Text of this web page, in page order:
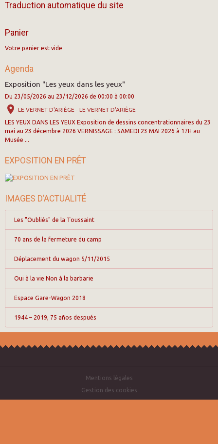
Traduction automatique du site
Panier
Votre panier est vide
Agenda
Exposition "Les yeux dans les yeux"
Du 23/05/2026 au 23/12/2026 de 00:00 à 00:00
LE VERNET D'ARIÈGE - LE VERNET D'ARIÈGE
LES YEUX DANS LES YEUX Exposition de dessins concentrationnaires du 23
mai au 23 décembre 2026 VERNISSAGE : SAMEDI 23 MAI 2026 à 17H au
Musée ...
EXPOSITION EN PRÊT
IMAGES D’ACTUALITÉ
Les "Oubliés" de la Toussaint
70 ans de la fermeture du camp
Déplacement du wagon 5/11/2015
Oui à la vie Non à la barbarie
Espace Gare-Wagon 2018
1944 – 2019, 75 años después
Mentions légales
Gestion des cookies